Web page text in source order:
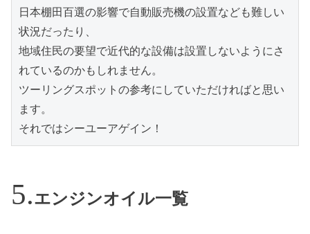
日本棚田百選の影響で自動販売機の設置なども難しい
状況だったり、
地域住民の要望で近代的な設備は設置しないようにさ
れているのかもしれません。
ツーリングスポットの参考にしていただければと思い
ます。
それではシーユーアゲイン！
エンジンオイル一覧